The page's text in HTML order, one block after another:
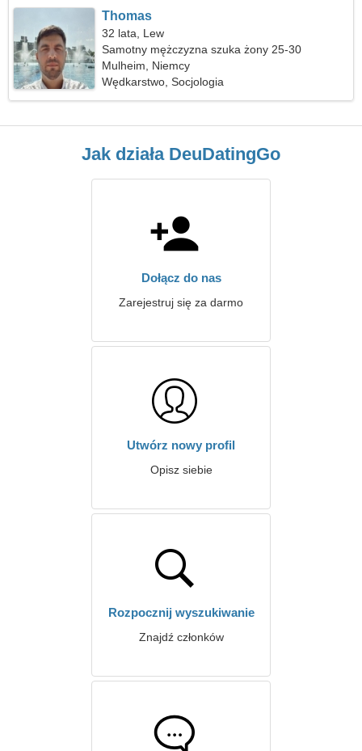
Thomas
32 lata, Lew
Samotny mężczyzna szuka żony 25-30
Mulheim, Niemcy
Wędkarstwo, Socjologia
Jak działa DeuDatingGo
Dołącz do nas
Zarejestruj się za darmo
Utwórz nowy profil
Opisz siebie
Rozpocznij wyszukiwanie
Znajdź członków